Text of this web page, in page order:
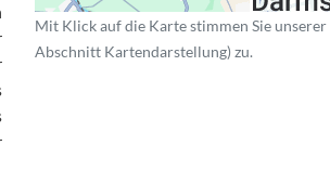
Mit Klick auf die Karte stimmen Sie unserer
Abschnitt Kartendarstellung) zu.